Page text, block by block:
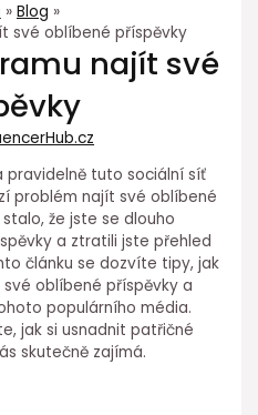
Blog
své oblíbené příspěvky
najít své
pravidelně tuto sociální síť
problém najít své oblíbené
že jste se dlouho
a ztratili jste přehled
článku se dozvíte tipy, jak
oblíbené příspěvky a
populárního média.
jak si usnadnit patřičné
skutečně zajímá.